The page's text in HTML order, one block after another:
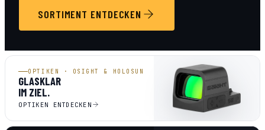
SORTIMENT ENTDECKEN
OPTIKEN · OSIGHT & HOLOSUN
GLASKLAR
IM ZIEL.
OPTIKEN ENTDECKEN